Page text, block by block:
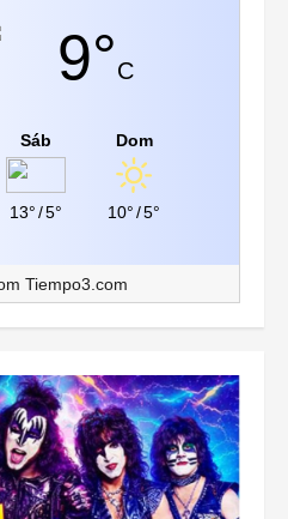
9°C
Sáb
13° /5°
Dom
10° /5°
Tiempo3.com